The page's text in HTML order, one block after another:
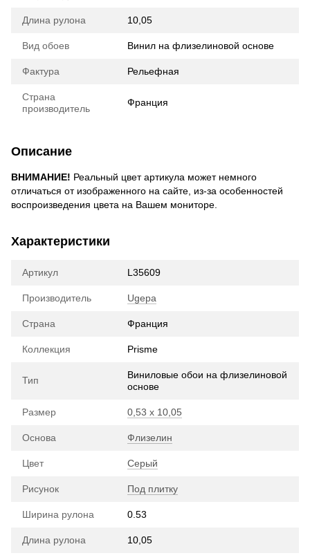
Длина рулона 10,05
Вид обоев Винил на флизелиновой основе
Фактура Рельефная
Страна
производитель
Франция
Описание
ВНИМАНИЕ! Реальный цвет артикула может немного
отличаться от изображенного на сайте, из-за особенностей
воспроизведения цвета на Вашем мониторе.
Характеристики
Артикул L35609
Производитель Ugepa
Страна Франция
Коллекция Prisme
Тип
Виниловые обои на флизелиновой
основе
Размер 0,53 х 10,05
Основа Флизелин
Цвет Серый
Рисунок Под плитку
Ширина рулона 0.53
Длина рулона 10,05